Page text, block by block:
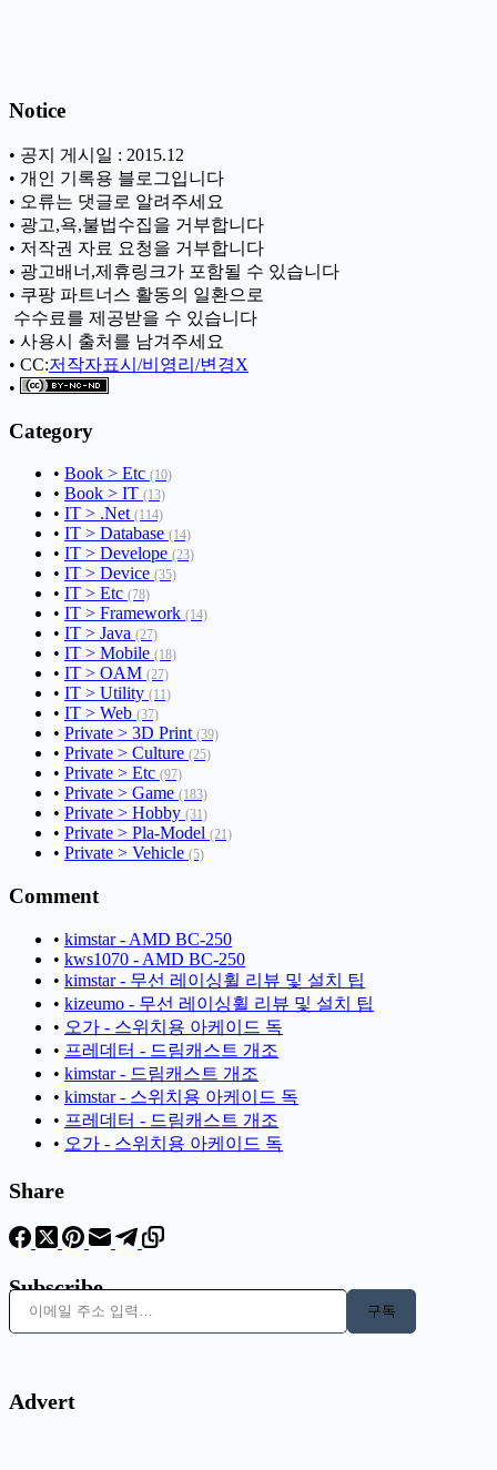
Notice
• 공지 게시일 : 2015.12
• 개인 기록용 블로그입니다
• 오류는 댓글로 알려주세요
• 광고,욕,불법수집을 거부합니다
• 저작권 자료 요청을 거부합니다
• 광고배너,제휴링크가 포함될 수 있습니다
• 쿠팡 파트너스 활동의 일환으로
ㅤ 수수료를 제공받을 수 있습니다
• 사용시 출처를 남겨주세요
• CC:저작자표시/비영리/변경X
•
Category
• Book > Etc (10)
• Book > IT (13)
• IT > .Net (114)
• IT > Database (14)
• IT > Develope (23)
• IT > Device (35)
• IT > Etc (78)
• IT > Framework (14)
• IT > Java (27)
• IT > Mobile (18)
• IT > OAM (27)
• IT > Utility (11)
• IT > Web (37)
• Private > 3D Print (39)
• Private > Culture (25)
• Private > Etc (97)
• Private > Game (183)
• Private > Hobby (31)
• Private > Pla-Model (21)
• Private > Vehicle (5)
Comment
• kimstar - AMD BC-250
• kws1070 - AMD BC-250
• kimstar - 무선 레이싱휠 리뷰 및 설치 팁
• kizeumo - 무선 레이싱휠 리뷰 및 설치 팁
• 오가 - 스위치용 아케이드 독
• 프레데터 - 드림캐스트 개조
• kimstar - 드림캐스트 개조
• kimstar - 스위치용 아케이드 독
• 프레데터 - 드림캐스트 개조
• 오가 - 스위치용 아케이드 독
Share
Subscribe
이메일 주소 입력…
구독
Advert